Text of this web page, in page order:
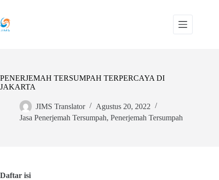
content
PENERJEMAH TERSUMPAH TERPERCAYA DI
JAKARTA
JIMS Translator
Agustus 20, 2022
Jasa Penerjemah Tersumpah, Penerjemah Tersumpah
Daftar isi